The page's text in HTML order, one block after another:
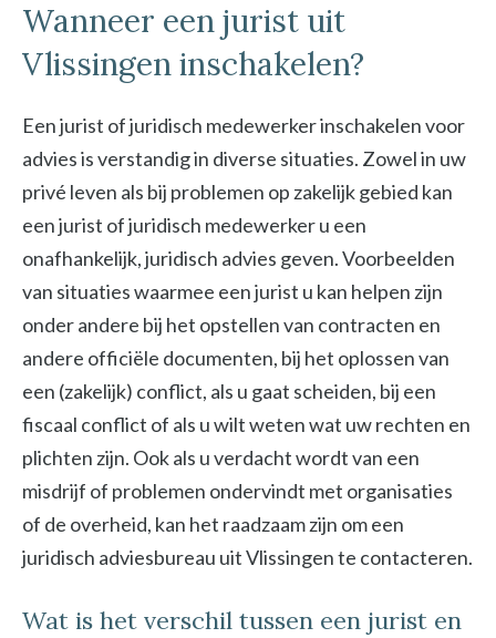
Wanneer een jurist uit
Vlissingen inschakelen?
Een jurist of juridisch medewerker inschakelen voor
advies is verstandig in diverse situaties. Zowel in uw
privé leven als bij problemen op zakelijk gebied kan
een jurist of juridisch medewerker u een
onafhankelijk, juridisch advies geven. Voorbeelden
van situaties waarmee een jurist u kan helpen zijn
onder andere bij het opstellen van contracten en
andere officiële documenten, bij het oplossen van
een (zakelijk) conflict, als u gaat scheiden, bij een
fiscaal conflict of als u wilt weten wat uw rechten en
plichten zijn. Ook als u verdacht wordt van een
misdrijf of problemen ondervindt met organisaties
of de overheid, kan het raadzaam zijn om een
juridisch adviesbureau uit Vlissingen te contacteren.
Wat is het verschil tussen een jurist en